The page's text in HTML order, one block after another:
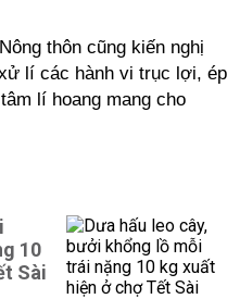
thôn cũng kiến nghị
lí các hành vi trục lợi, ép
lí hoang mang cho
10
Sài